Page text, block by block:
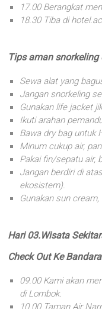
17.00 Berangkat
18.30 Tiba di
Tips aman snorkeling
Sewa alat yang
Jangan snorkeling
Gunakan life jacket
Ikuti arahan
Bawa dry bag untuk
Minum cukup air,
Pakai fin/sepatu air,
Jangan berdiri di
ekosistem).
Gunakan sun
Hari 03.Wisata
Check Out Ke
09.00 Kami akan
di Lombok.
10.00 Taman Air